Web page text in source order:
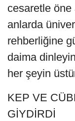
cesaretle öne
anlarda
rehberliğine
daima
her şeyin
KEP VE
GİYDİRDİ